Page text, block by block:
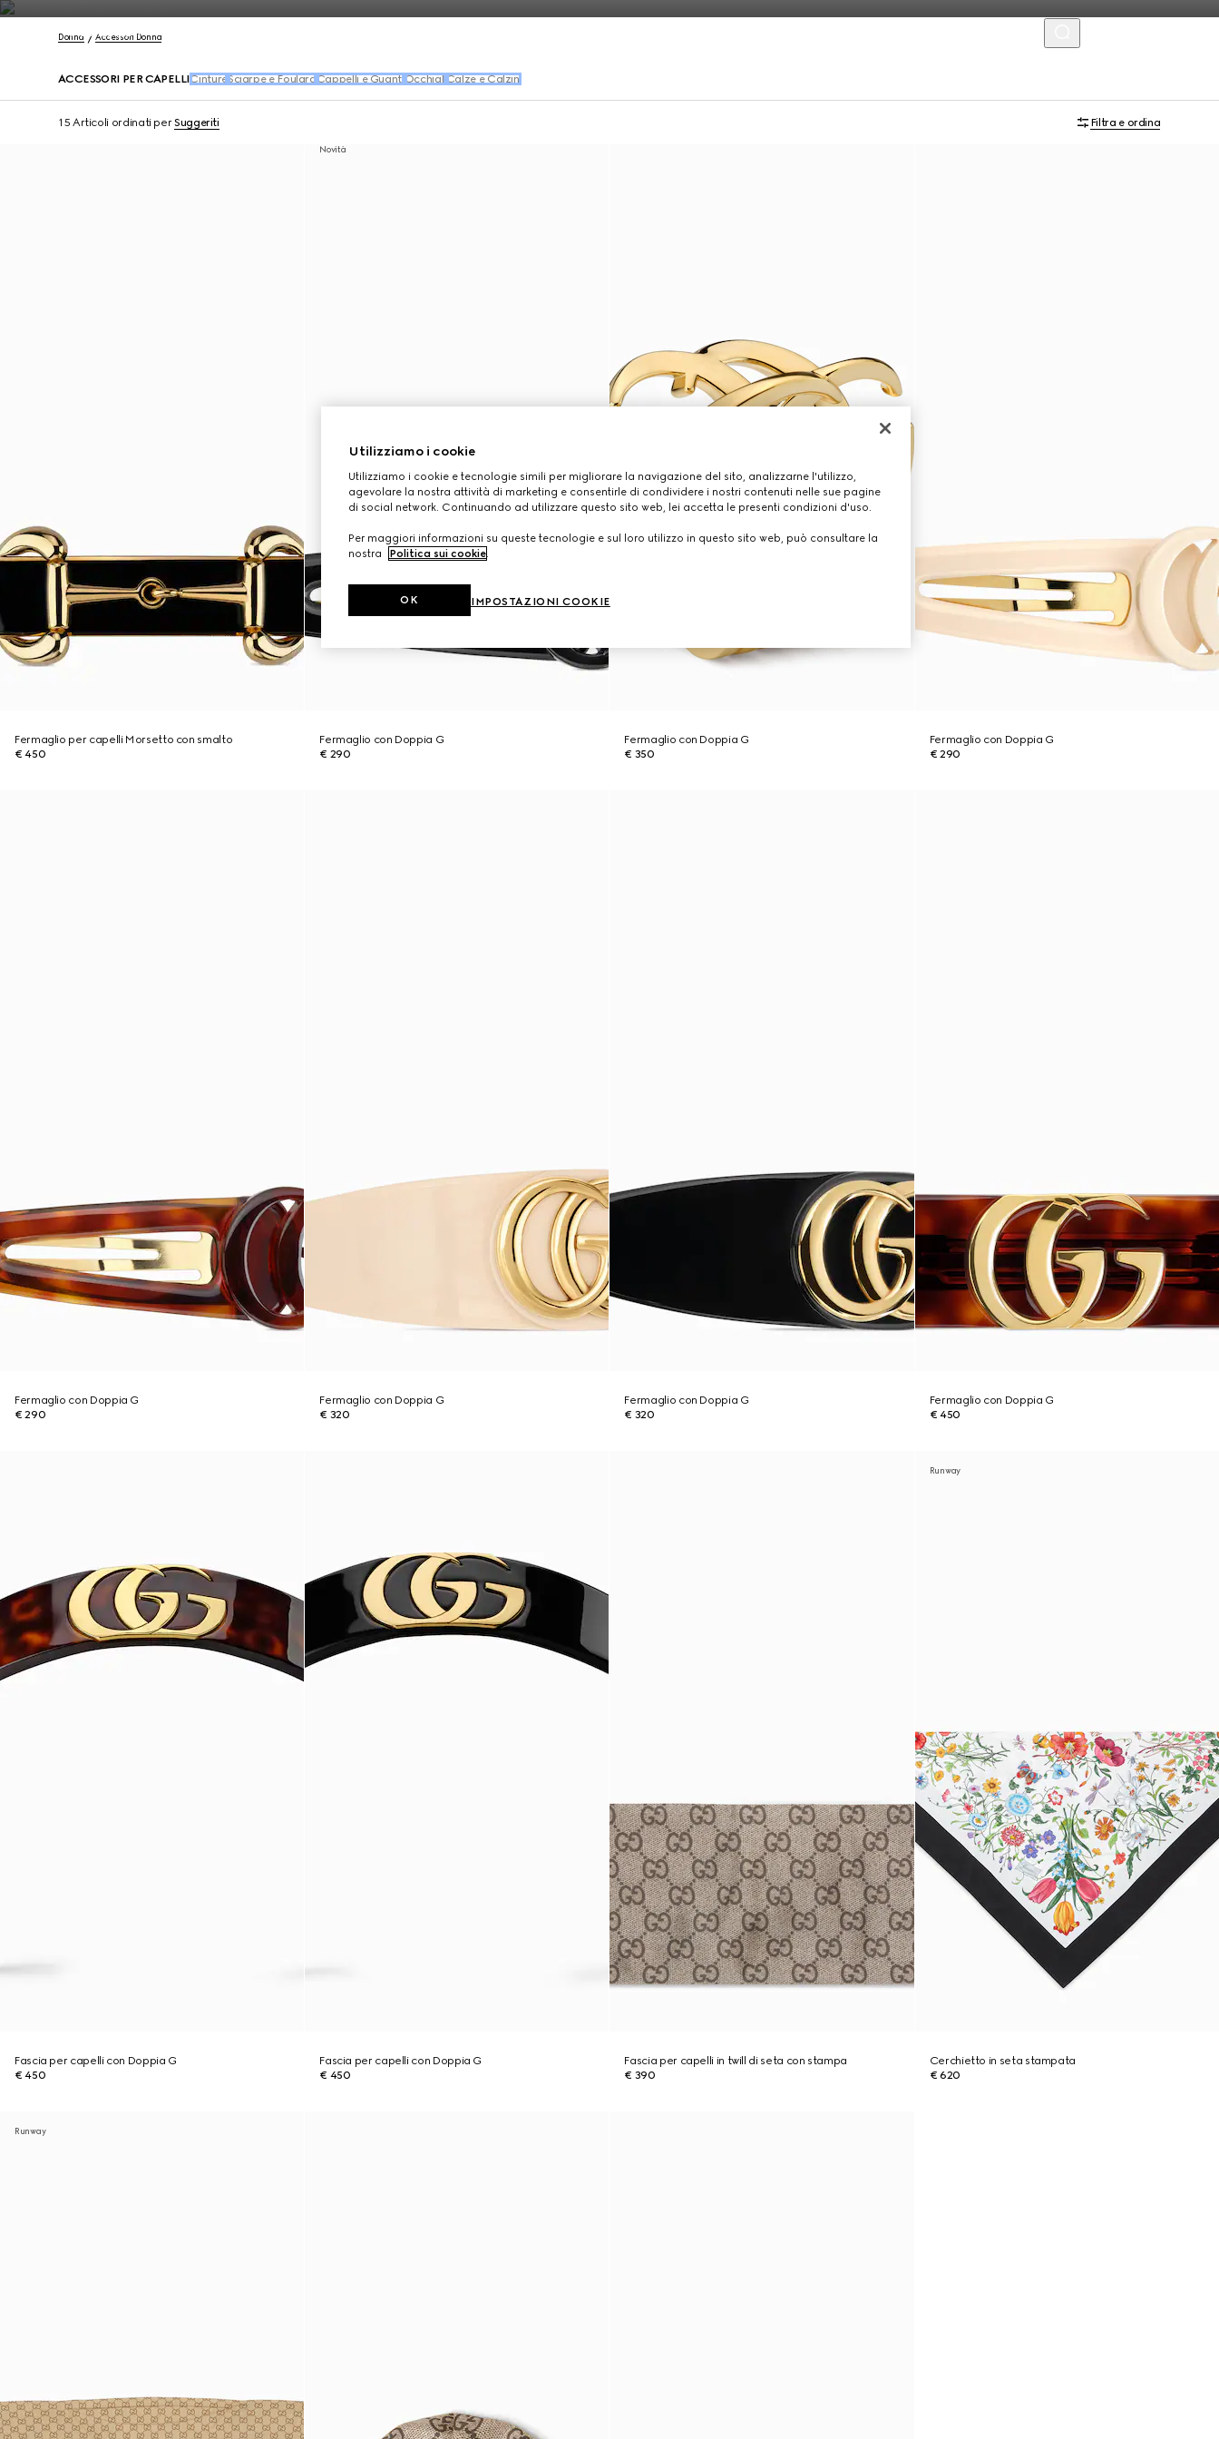
Contattaci
Donna Accessori Donna
ACCESSORI PER CAPELLI Cinture Sciarpe e Foulard Cappelli e Guanti Occhiali Calze e Calzini
15 Articoli ordinati perSuggeriti Filtra e ordina
Fermaglio per capelli Morsetto con smalto
€ 450
Novità
Fermaglio con Doppia G
€ 290
Fermaglio con Doppia G
€ 350
Fermaglio con Doppia G
€ 290
Fermaglio con Doppia G
€ 290
Fermaglio con Doppia G
€ 320
Fermaglio con Doppia G
€ 320
Fermaglio con Doppia G
€ 450
Fascia per capelli con Doppia G
€ 450
Fascia per capelli con Doppia G
€ 450
Fascia per capelli in twill di seta con stampa
€ 390
Runway
Cerchietto in seta stampata
€ 620
Runway
Utilizziamo i cookie
Utilizziamo i cookie e tecnologie simili per migliorare la navigazione del sito, analizzarne l'utilizzo,
agevolare la nostra attività di marketing e consentirle di condividere i nostri contenuti nelle sue pagine
di social network. Continuando ad utilizzare questo sito web, lei accetta le presenti condizioni d'uso.
Per maggiori informazioni su queste tecnologie e sul loro utilizzo in questo sito web, può consultare la
nostra
Politica sui cookie.
IMPOSTAZIONI COOKIE
OK